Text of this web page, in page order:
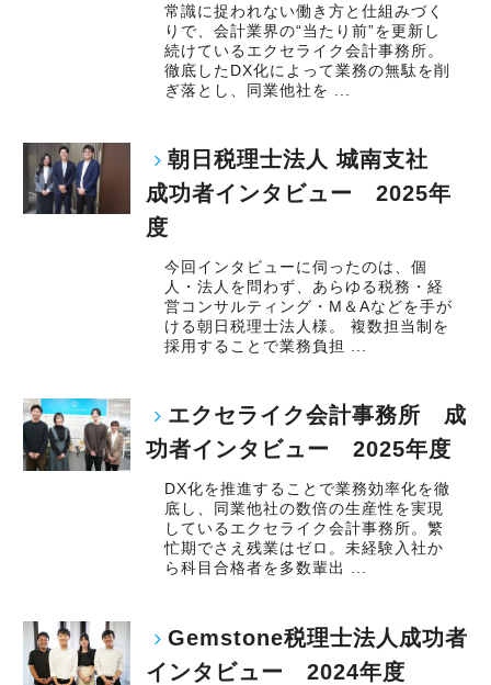
常識に捉われない働き方と仕組みづく
りで、会計業界の“当たり前”を更新し
続けているエクセライク会計事務所。
徹底したDX化によって業務の無駄を削
ぎ落とし、同業他社を ...
朝日税理士法人 城南支社
成功者インタビュー 2025年
度
今回インタビューに伺ったのは、個
人・法人を問わず、あらゆる税務・経
営コンサルティング・M＆Aなどを手が
ける朝日税理士法人様。 複数担当制を
採用することで業務負担 ...
エクセライク会計事務所 成
功者インタビュー 2025年度
DX化を推進することで業務効率化を徹
底し、同業他社の数倍の生産性を実現
しているエクセライク会計事務所。繁
忙期でさえ残業はゼロ。未経験入社か
ら科目合格者を多数輩出 ...
Gemstone税理士法人成功者
インタビュー 2024年度